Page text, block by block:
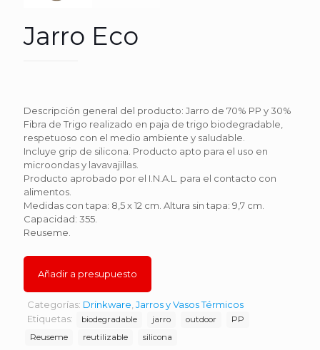
Jarro Eco
Descripción general del producto: Jarro de 70% PP y 30%
Fibra de Trigo realizado en paja de trigo biodegradable,
respetuoso con el medio ambiente y saludable.
Incluye grip de silicona. Producto apto para el uso en
microondas y lavavajillas.
Producto aprobado por el I.N.A.L. para el contacto con
alimentos.
Medidas con tapa: 8,5 x 12 cm. Altura sin tapa: 9,7 cm.
Capacidad: 355.
Reuseme.
Añadir a presupuesto
Categorías: Drinkware Jarros y Vasos Térmicos
Etiquetas:
biodegradable jarro outdoor
PP
Reuseme
reutilizable silicona